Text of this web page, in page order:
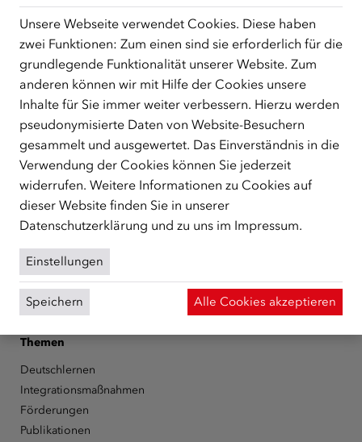
ÜBER UNS
Der Österreichische Integrationsfonds (ÖIF) ist ein Fonds der
Republik Österreich, der Flüchtlinge, subsidiär
Schutzberechtigte, Vertriebene sowie Zuwander/innen als
zentrale Anlaufstelle bei der Integration in Österreich
unterstützt.
mehr
FacebookYouTubeInstagramLinkedIn
Über den ÖIF
Der Österreichische Integrationsfonds (ÖIF)
Presse
Informationen erhalten
Karriere
Themen
Deutschlernen
Integrationsmaßnahmen
Förderungen
Publikationen
Unsere Webseite verwendet Cookies. Diese haben
zwei Funktionen: Zum einen sind sie erforderlich für die
grundlegende Funktionalität unserer Website. Zum
anderen können wir mit Hilfe der Cookies unsere
Inhalte für Sie immer weiter verbessern. Hierzu werden
pseudonymisierte Daten von Website-Besuchern
gesammelt und ausgewertet. Das Einverständnis in die
Verwendung der Cookies können Sie jederzeit
widerrufen. Weitere Informationen zu Cookies auf
dieser Website finden Sie in unserer
Datenschutzerklärung und zu uns im Impressum.
Einstellungen
Speichern Alle Cookies akzeptieren